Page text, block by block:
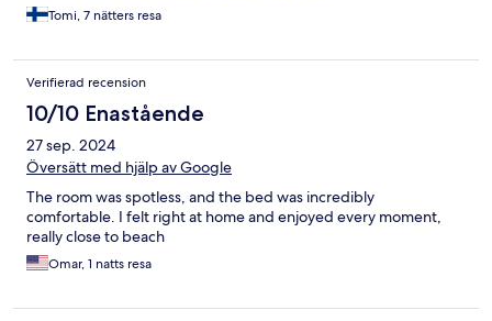
Tomi, 7 nätters resa
Verifierad recension
10/10 Enastående
27 sep. 2024
Översätt med hjälp av Google
The room was spotless, and the bed was incredibly
comfortable. I felt right at home and enjoyed every moment,
really close to beach
Omar, 1 natts resa